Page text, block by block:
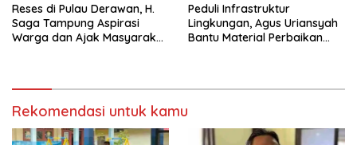
Reses di Pulau Derawan, H.
Saga Tampung Aspirasi
Warga dan Ajak Masyarakat
Peduli Infrastruktur
Lingkungan, Agus Uriansyah
Bantu Material Perbaikan
Rekomendasi untuk kamu